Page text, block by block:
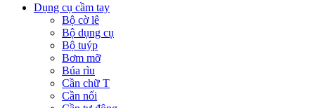
Dụng cụ cầm tay
Bộ cờ lê
Bộ dụng cụ
Bộ tuýp
Bơm mỡ
Búa rìu
Cần chữ T
Cần nối